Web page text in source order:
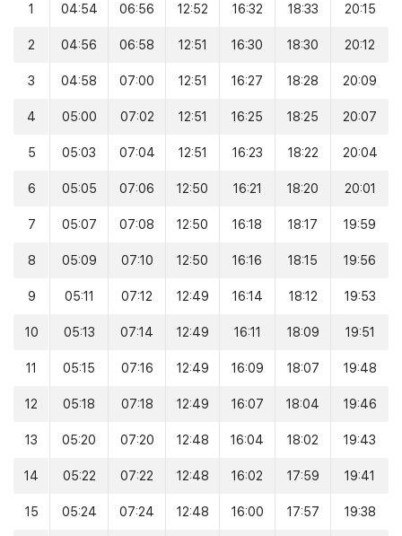
1 04:54 06:56 12:52 16:32 18:33 20:15
2 04:56 06:58 12:51 16:30 18:30 20:12
3 04:58 07:00 12:51 16:27 18:28 20:09
4 05:00 07:02 12:51 16:25 18:25 20:07
5 05:03 07:04 12:51 16:23 18:22 20:04
6 05:05 07:06 12:50 16:21 18:20 20:01
7 05:07 07:08 12:50 16:18 18:17 19:59
8 05:09 07:10 12:50 16:16 18:15 19:56
9 05:11 07:12 12:49 16:14 18:12 19:53
10 05:13 07:14 12:49 16:11 18:09 19:51
11 05:15 07:16 12:49 16:09 18:07 19:48
12 05:18 07:18 12:49 16:07 18:04 19:46
13 05:20 07:20 12:48 16:04 18:02 19:43
14 05:22 07:22 12:48 16:02 17:59 19:41
15 05:24 07:24 12:48 16:00 17:57 19:38